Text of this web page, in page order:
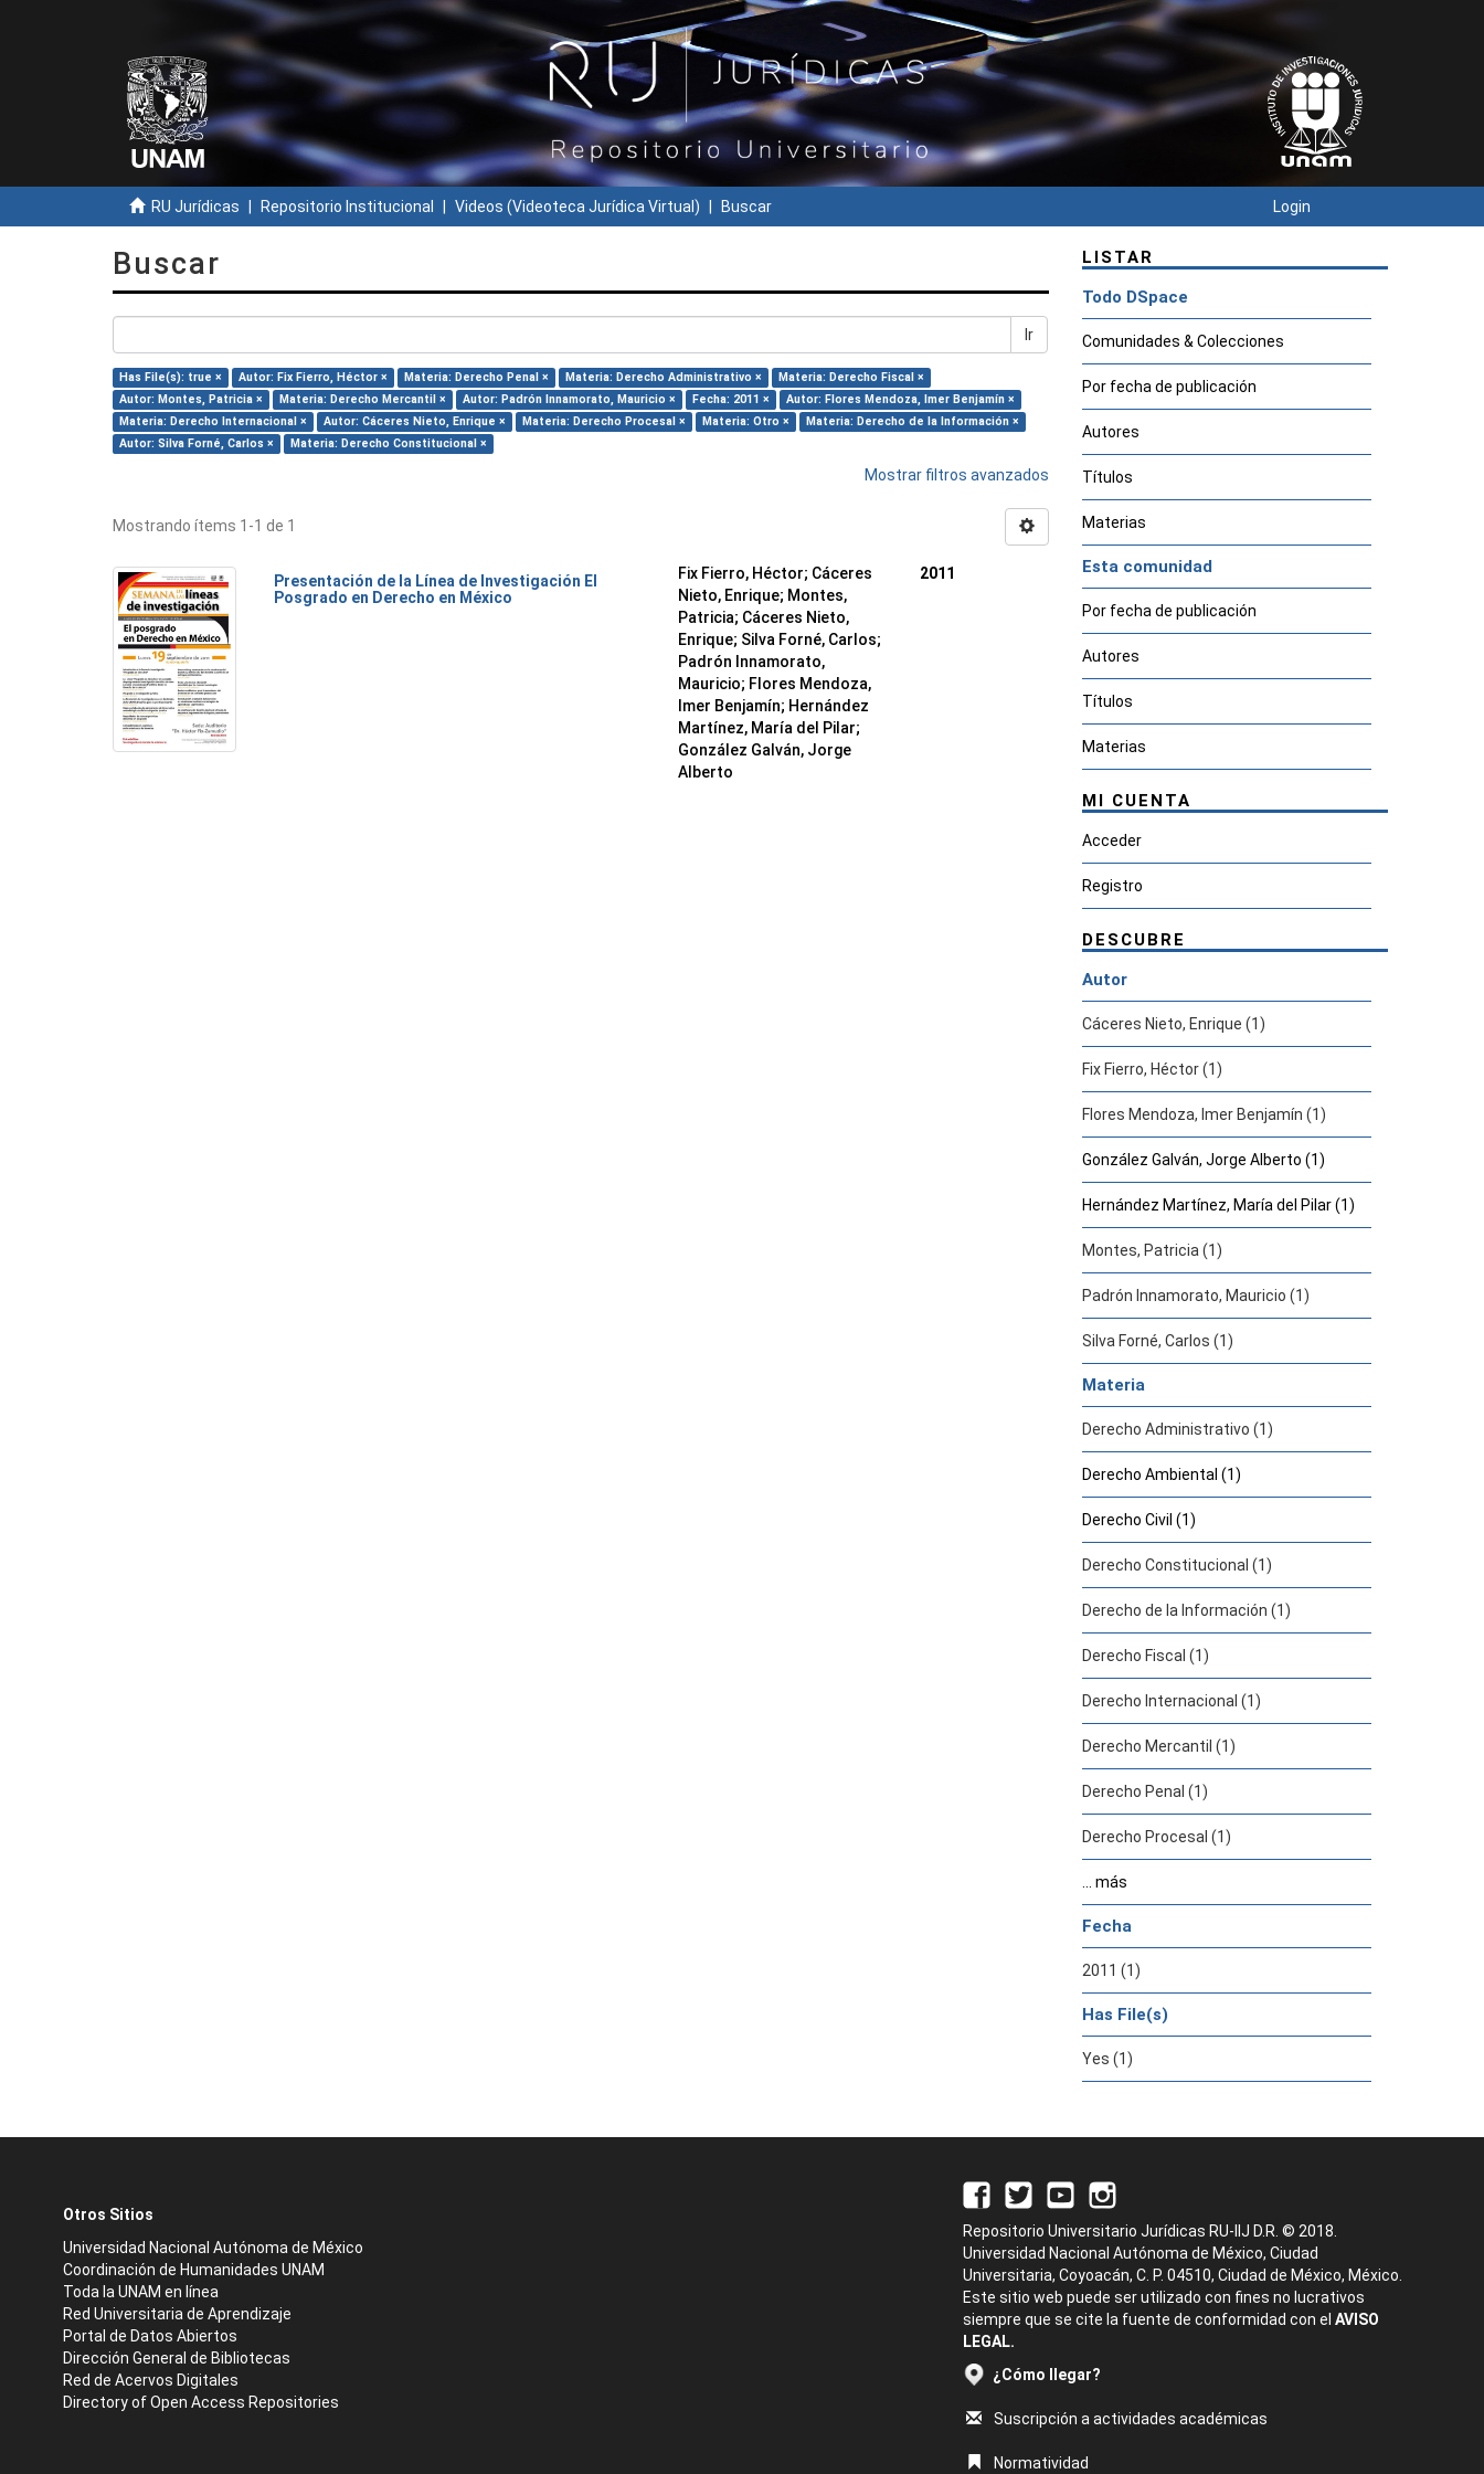
RU Jurídicas Repositorio Institucional Videos (Videoteca Jurídica Virtual) Buscar Login
Buscar
Ir
Has File(s): true × Autor: Fix Fierro, Héctor × Materia: Derecho Penal × Materia: Derecho Administrativo ×
Materia: Derecho Fiscal ×
Autor: Montes, Patricia ×
Materia: Derecho Mercantil × Autor: Padrón Innamorato, Mauricio × Fecha: 2011 ×
Autor: Flores Mendoza, Imer Benjamín ×
Materia: Derecho Internacional ×
Autor: Cáceres Nieto, Enrique × Materia: Derecho Procesal × Materia: Otro ×
Materia: Derecho de la Información ×
Autor: Silva Forné, Carlos ×
Materia: Derecho Constitucional ×
Mostrar filtros avanzados
Mostrando ítems 1-1 de 1
Presentación de la Línea de Investigación El
Posgrado en Derecho en México
Fix Fierro, Héctor; Cáceres
Nieto, Enrique; Montes,
Patricia; Cáceres Nieto,
Enrique; Silva Forné, Carlos;
Padrón Innamorato,
Mauricio; Flores Mendoza,
Imer Benjamín; Hernández
Martínez, María del Pilar;
González Galván, Jorge
Alberto
2011
LISTAR
Todo DSpace
Comunidades & Colecciones
Por fecha de publicación
Autores
Títulos
Materias
Esta comunidad
Por fecha de publicación
Autores
Títulos
Materias
MI CUENTA
Acceder
Registro
DESCUBRE
Autor
Cáceres Nieto, Enrique (1)
Fix Fierro, Héctor (1)
Flores Mendoza, Imer Benjamín (1)
González Galván, Jorge Alberto (1)
Hernández Martínez, María del Pilar (1)
Montes, Patricia (1)
Padrón Innamorato, Mauricio (1)
Silva Forné, Carlos (1)
Materia
Derecho Administrativo (1)
Derecho Ambiental (1)
Derecho Civil (1)
Derecho Constitucional (1)
Derecho de la Información (1)
Derecho Fiscal (1)
Derecho Internacional (1)
Derecho Mercantil (1)
Derecho Penal (1)
Derecho Procesal (1)
... más
Fecha
2011 (1)
Has File(s)
Yes (1)
Otros Sitios
Universidad Nacional Autónoma de México
Coordinación de Humanidades UNAM
Toda la UNAM en línea
Red Universitaria de Aprendizaje
Portal de Datos Abiertos
Dirección General de Bibliotecas
Red de Acervos Digitales
Directory of Open Access Repositories
Repositorio Universitario Jurídicas RU-IIJ D.R. © 2018.
Universidad Nacional Autónoma de México, Ciudad
Universitaria, Coyoacán, C. P. 04510, Ciudad de México, México.
Este sitio web puede ser utilizado con fines no lucrativos
siempre que se cite la fuente de conformidad con el AVISO
LEGAL.
¿Cómo llegar?
Suscripción a actividades académicas
Normatividad